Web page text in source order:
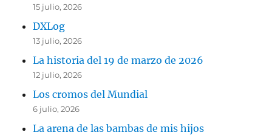
15 julio, 2026
DXLog
13 julio, 2026
La historia del 19 de marzo de 2026
12 julio, 2026
Los cromos del Mundial
6 julio, 2026
La arena de las bambas de mis hijos